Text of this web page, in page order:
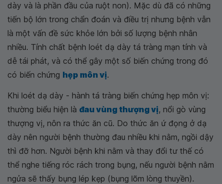
dày và là phần đầu của ruột non). Mặc dù đã có những
tiến bộ lớn trong chẩn đoán và điều trị nhưng bệnh vẫn
là một vấn đề sức khỏe lớn bởi số lượng bệnh nhân
nhiều. Tính chất bệnh loét dạ dày tá tràng mạn tính và
dễ tái phát, và có thể gây một số biến chứng trong đó
có biến chứng hẹp môn vị.
Khi loét dạ dày - hành tá tràng biến chứng hẹp môn vị:
thường biểu hiện là đau vùng thượng vị, nổi gò vùng
thượng vị, nôn ra thức ăn cũ. Do thức ăn ứ đọng ở dạ
dày nên người bệnh thường đau nhiều khi nằm, ngồi dậy
thì đỡ hơn. Người bệnh khi nằm và thay đổi tư thế có
thể nghe tiếng róc rách trong bụng, nếu người bệnh nằm
ngửa sẽ thấy bụng lép kẹp (bụng lõm lòng thuyền).